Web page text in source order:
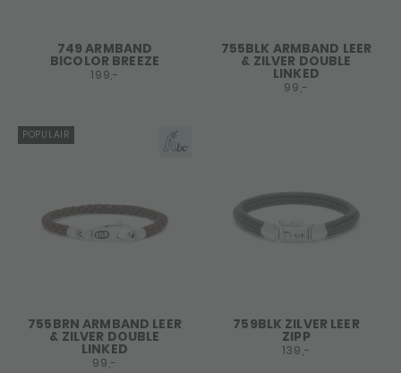
749 ARMBAND
BICOLOR BREEZE
199,-
755BLK ARMBAND LEER
& ZILVER DOUBLE
LINKED
99,-
POPULAIR
755BRN ARMBAND LEER
& ZILVER DOUBLE
LINKED
99,-
759BLK ZILVER LEER
ZIPP
139,-